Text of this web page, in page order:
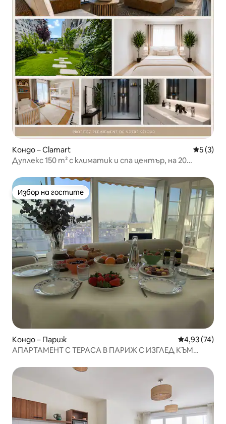
Кондо – Clamart Средна
5 (3)
Дуплекс 150 m² с климатик и спа център, на 20
Избор на гостите
Избор на гостите
Кондо – Париж Средна
4,93 (74)
АПАРТАМЕНТ С ТЕРАСА В ПАРИЖ С ИЗГЛЕД КЪМ